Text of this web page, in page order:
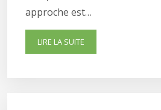
approche est…
LIRE LA SUITE